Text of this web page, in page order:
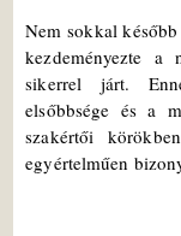
Nem sokkal
kezdeményezte a
sikerrel járt.
elsőbbsége és a
szakértői
egyértelműen